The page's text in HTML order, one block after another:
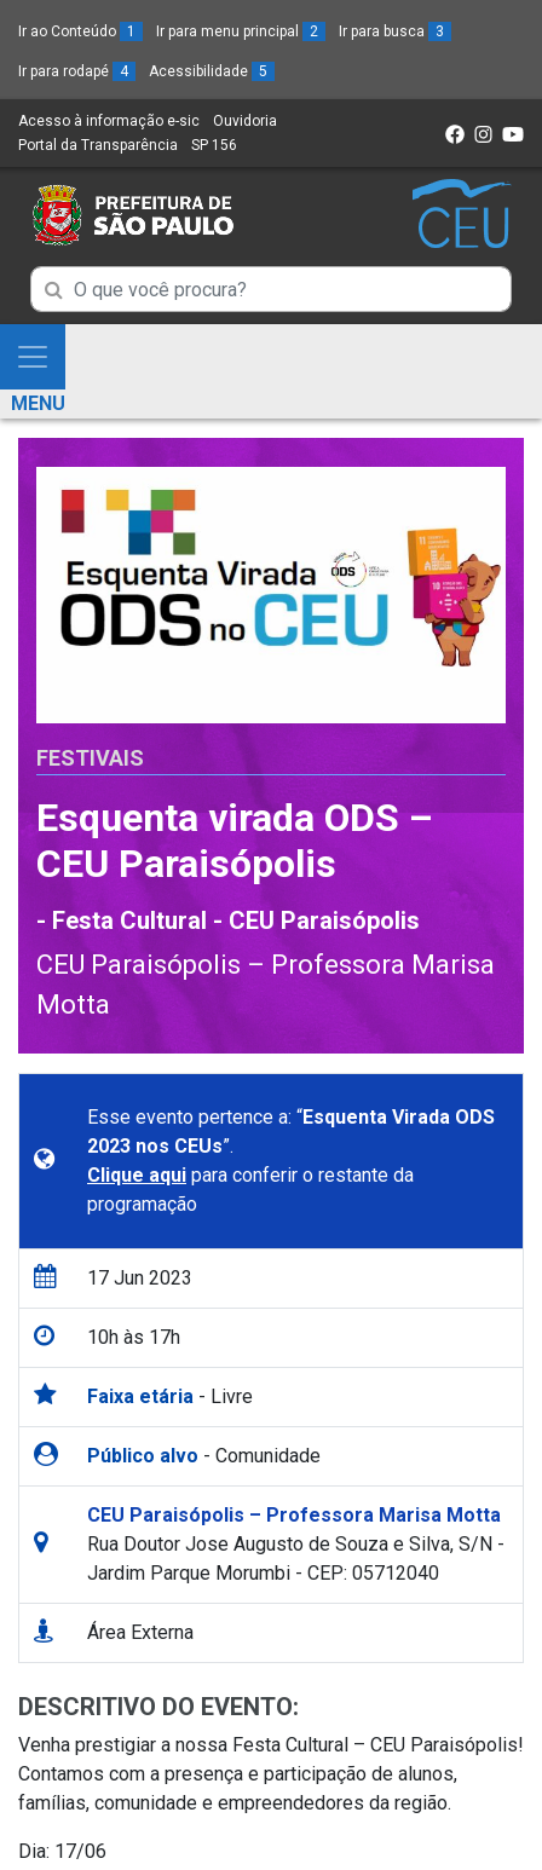
Ir ao Conteúdo 1 Ir para menu principal 2 Ir para busca 3
Ir para rodapé 4 Acessibilidade 5
Acesso à informação e-sic (Link
para
novo
sítio)
Ouvidoria
Portal da Transparência (Link
um
novo
SP 156
Campo
de
Busca
de
informações
Campo
de
de
informações
Mostra
e
Esconde
Menu
MENU
FESTIVAIS
Esquenta virada ODS –
CEU Paraisópolis
- Festa Cultural - CEU Paraisópolis
CEU Paraisópolis – Professora Marisa
Motta
Esse evento pertence a: “Esquenta Virada ODS
2023 nos CEUs”.
Clique aqui para conferir o restante da
programação
17 Jun 2023
10h às 17h
Faixa etária - Livre
Público alvo - Comunidade
CEU Paraisópolis – Professora Marisa Motta
Rua Doutor Jose Augusto de Souza e Silva, S/N -
Jardim Parque Morumbi - CEP: 05712040
Área Externa
DESCRITIVO DO EVENTO:
Venha prestigiar a nossa Festa Cultural – CEU Paraisópolis!
Contamos com a presença e participação de alunos,
famílias, comunidade e empreendedores da região.
Dia: 17/06